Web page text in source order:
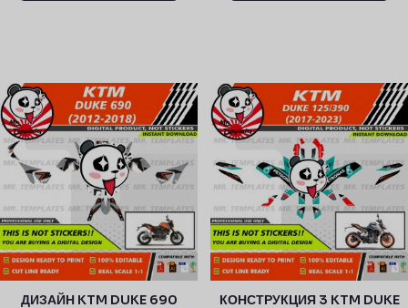
ДИЗАЙН KTM DUKE 690
КОНСТРУКЦИЯ 3 KTM DUKE